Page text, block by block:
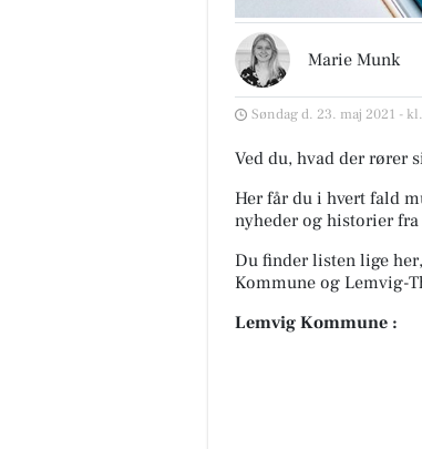
Marie Munk
Søndag d. 23. maj 2021 -
Ved du, hvad der rører
Her får du i hvert fald
nyheder og historier
Du finder listen lige
Kommune og Lemvig-
Lemvig Kommune :